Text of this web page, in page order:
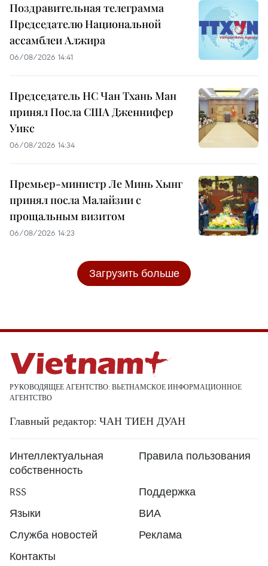
Поздравительная телеграмма
Председателю Национальной
ассамблеи Алжира
06/08/2026 14:41
Председатель НС Чан Тхань Ман
принял Посла США Дженнифер
Уикс
06/08/2026 14:34
Премьер-министр Ле Минь Хынг
принял посла Малайзии с
прощальным визитом
06/08/2026 14:23
Загрузить больше
РУКОВОДЯЩЕЕ АГЕНТСТВО: ВЬЕТНАМСКОЕ ИНФОРМАЦИОННОЕ
АГЕНТСТВО
Главный редактор: ЧАН ТИЕН ДУАН
Интеллектуальная
собственность
Правила пользования
RSS
Поддержка
Языки
ВИА
Служба новостей
Реклама
Контакты